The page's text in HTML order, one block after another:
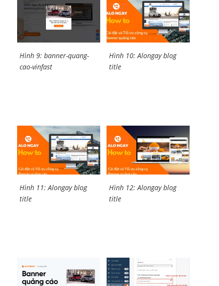
Hình 9: banner-quang-
cao-vinfast
Hình 10: Alongay blog
title
Hình 11: Alongay blog
title
Hình 12: Alongay blog
title